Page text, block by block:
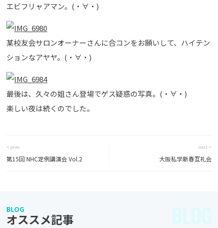
エビフリャアマン。(・∀・)
某校友会サロンオーナーさんに合コンをお願いして、ハイテン
ションなアヤヤ。(・∀・)
最後は、久々の姐さん登場でゲス疑惑の写真。(・∀・)
楽しい夜は続くのでした。
< prev
第15回 NHC定例講演会 Vol.2
next >
大阪私学新春互礼会
BLOG
オススメ記事